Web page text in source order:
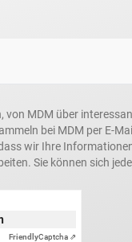
von MDM über
bei MDM per E-
wir Ihre
Sie können sich
FriendlyCaptcha ⇗